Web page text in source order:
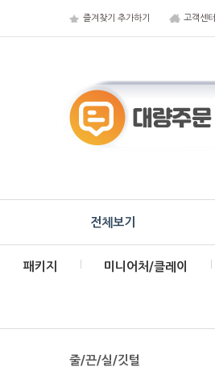
즐겨찾기 추가하기 고객센터
전체보기
패키지 미니어처/클레이
줄/끈/실/깃털